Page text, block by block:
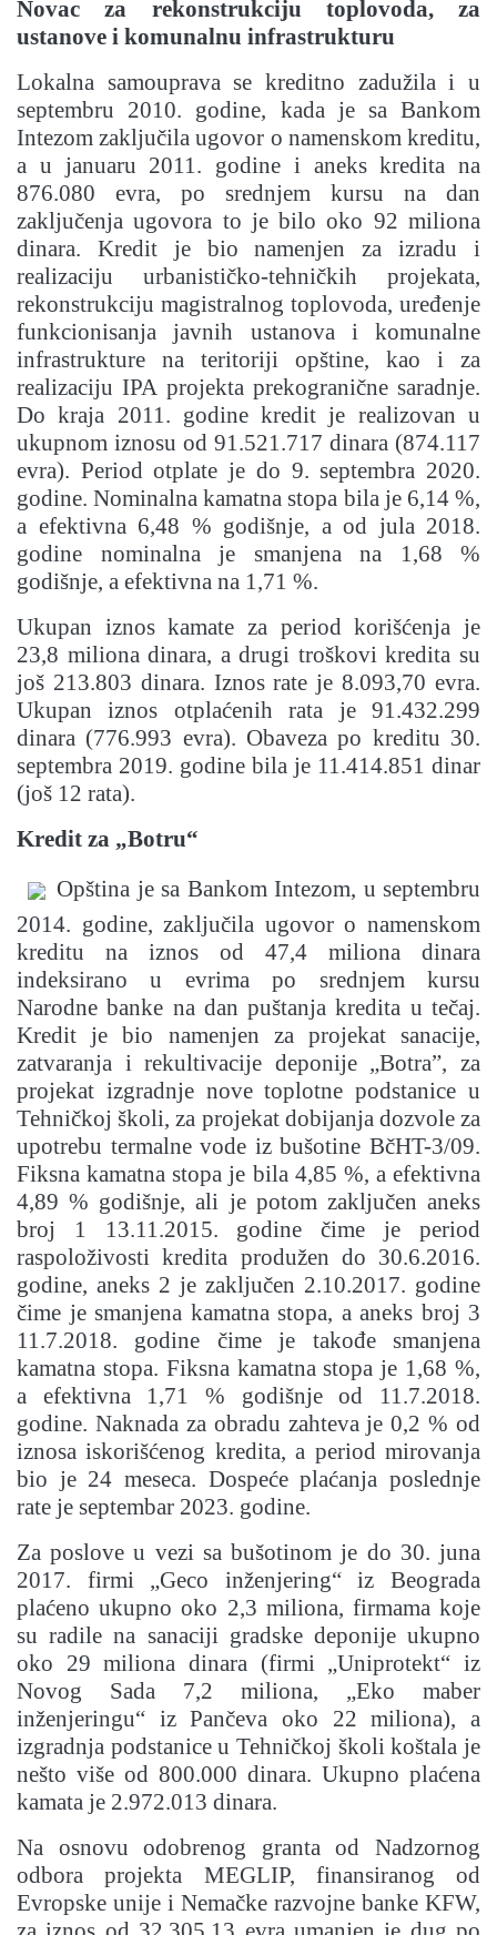
Novac za rekonstrukciju toplovoda, za
ustanove i komunalnu infrastrukturu
Lokalna samouprava se kreditno zadužila i u
septembru 2010. godine, kada je sa Bankom
Intezom zaključila ugovor o namenskom kreditu,
a u januaru 2011. godine i aneks kredita na
876.080 evra, po srednjem kursu na dan
zaključenja ugovora to je bilo oko 92 miliona
dinara. Kredit je bio namenjen za izradu i
realizaciju urbanističko-tehničkih projekata,
rekonstrukciju magistralnog toplovoda, uređenje
funkcionisanja javnih ustanova i komunalne
infrastrukture na teritoriji opštine, kao i za
realizaciju IPA projekta prekogranične saradnje.
Do kraja 2011. godine kredit je realizovan u
ukupnom iznosu od 91.521.717 dinara (874.117
evra). Period otplate je do 9. septembra 2020.
godine. Nominalna kamatna stopa bila je 6,14 %,
a efektivna 6,48 % godišnje, a od jula 2018.
godine nominalna je smanjena na 1,68 %
godišnje, a efektivna na 1,71 %.
Ukupan iznos kamate za period korišćenja je
23,8 miliona dinara, a drugi troškovi kredita su
još 213.803 dinara. Iznos rate je 8.093,70 evra.
Ukupan iznos otplaćenih rata je 91.432.299
dinara (776.993 evra). Obaveza po kreditu 30.
septembra 2019. godine bila je 11.414.851 dinar
(još 12 rata).
Kredit za „Botru“
Opština je sa Bankom Intezom, u septembru
2014. godine, zaključila ugovor o namenskom
kreditu na iznos od 47,4 miliona dinara
indeksirano u evrima po srednjem kursu
Narodne banke na dan puštanja kredita u tečaj.
Kredit je bio namenjen za projekat sanacije,
zatvaranja i rekultivacije deponije „Botra”, za
projekat izgradnje nove toplotne podstanice u
Tehničkoj školi, za projekat dobijanja dozvole za
upotrebu termalne vode iz bušotine BčHT-3/09.
Fiksna kamatna stopa je bila 4,85 %, a efektivna
4,89 % godišnje, ali je potom zaključen aneks
broj 1 13.11.2015. godine čime je period
raspoloživosti kredita produžen do 30.6.2016.
godine, aneks 2 je zaključen 2.10.2017. godine
čime je smanjena kamatna stopa, a aneks broj 3
11.7.2018. godine čime je takođe smanjena
kamatna stopa. Fiksna kamatna stopa je 1,68 %,
a efektivna 1,71 % godišnje od 11.7.2018.
godine. Naknada za obradu zahteva je 0,2 % od
iznosa iskorišćenog kredita, a period mirovanja
bio je 24 meseca. Dospeće plaćanja poslednje
rate je septembar 2023. godine.
Za poslove u vezi sa bušotinom je do 30. juna
2017. firmi „Geco inženjering“ iz Beograda
plaćeno ukupno oko 2,3 miliona, firmama koje
su radile na sanaciji gradske deponije ukupno
oko 29 miliona dinara (firmi „Uniprotekt“ iz
Novog Sada 7,2 miliona, „Eko maber
inženjeringu“ iz Pančeva oko 22 miliona), a
izgradnja podstanice u Tehničkoj školi koštala je
nešto više od 800.000 dinara. Ukupno plaćena
kamata je 2.972.013 dinara.
Na osnovu odobrenog granta od Nadzornog
odbora projekta MEGLIP, finansiranog od
Evropske unije i Nemačke razvojne banke KFW,